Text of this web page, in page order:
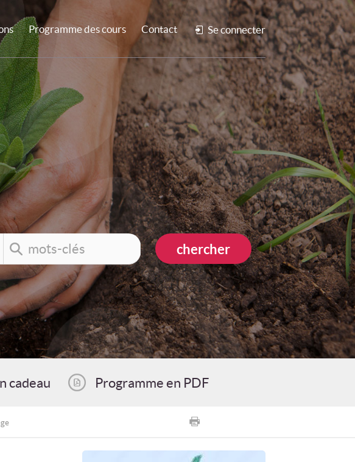
Programme des cours Contact Se connecter
cadeau Programme en PDF